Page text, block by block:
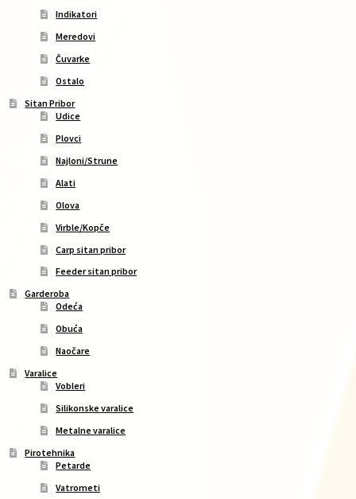
Indikatori
Meredovi
Čuvarke
Ostalo
Sitan Pribor
Udice
Plovci
Najloni/Strune
Alati
Olova
Virble/Kopče
Carp sitan pribor
Feeder sitan pribor
Garderoba
Odeća
Obuća
Naočare
Varalice
Vobleri
Silikonske varalice
Metalne varalice
Pirotehnika
Petarde
Vatrometi